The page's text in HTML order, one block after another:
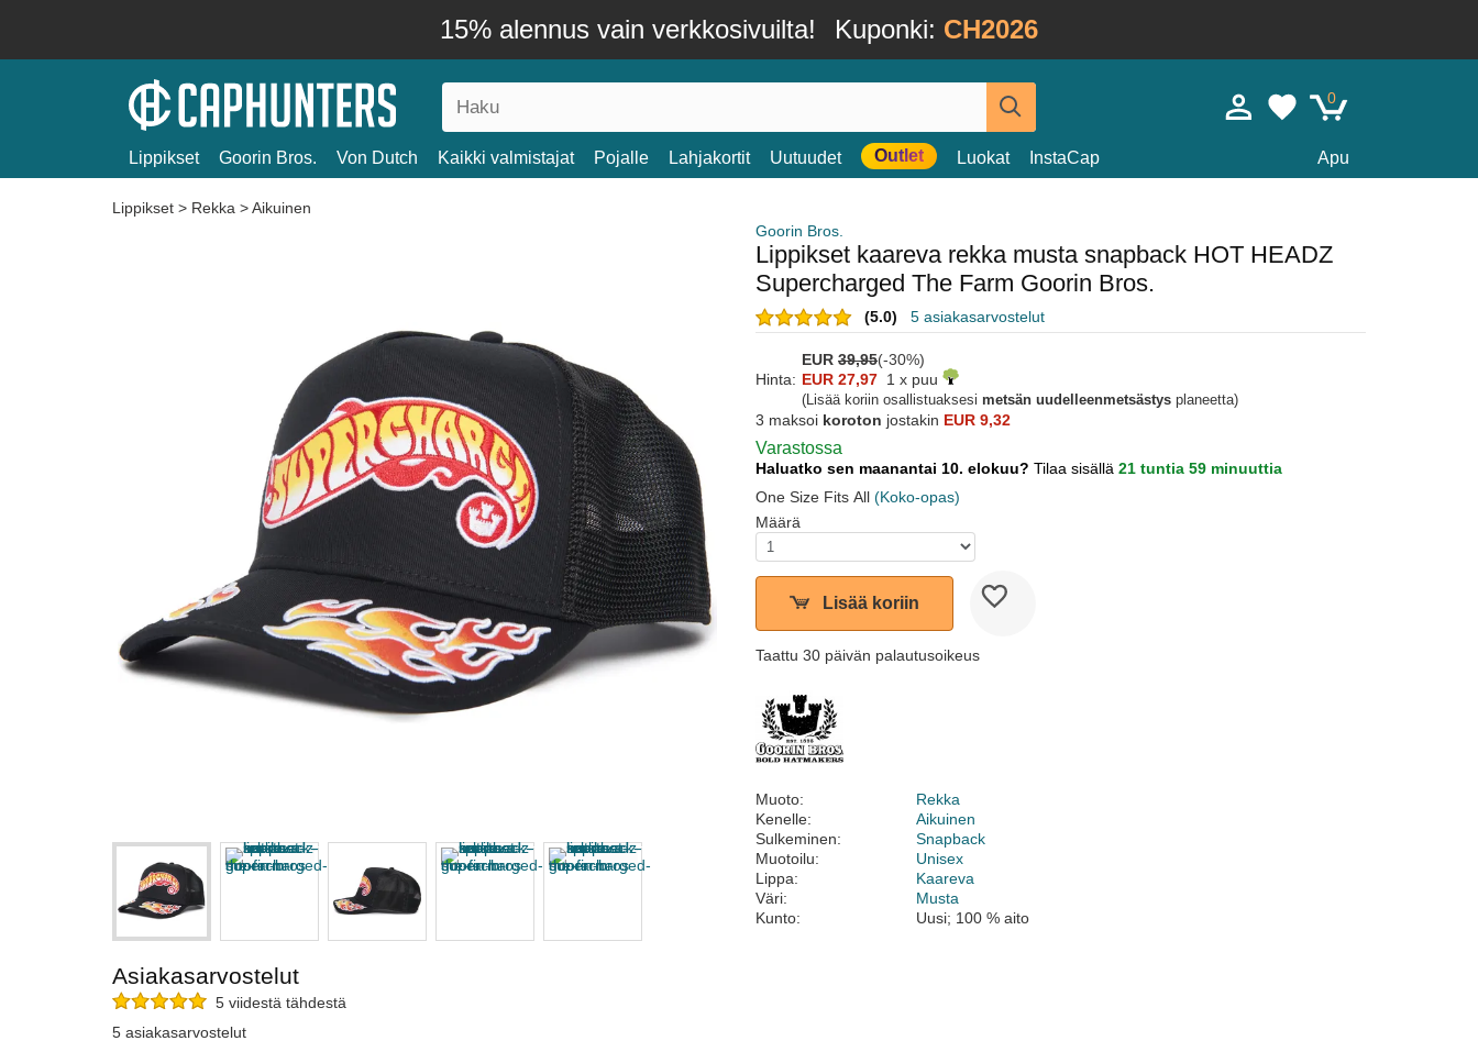
15% alennus vain verkkosivuilta! Kuponki: CH2026
0
Lippikset Goorin Bros. Von Dutch Kaikki valmistajat Pojalle Lahjakortit Uutuudet Outlet Luokat InstaCap Apu
Lippikset > Rekka >Aikuinen
Goorin Bros.
Lippikset kaareva rekka musta snapback HOT HEADZ
Supercharged The Farm Goorin Bros.
(5.0) 5 asiakasarvostelut
EUR 39,95(-30%)
Hinta: EUR 27,97 1 x puu
(Lisää koriin osallistuaksesi metsän uudelleenmetsästys planeetta)
3 maksoi koroton jostakin EUR 9,32
Varastossa
Haluatko sen maanantai 10. elokuu? Tilaa sisällä 21 tuntia 59 minuuttia
One Size Fits All (Koko-opas)
Määrä
Lisää koriin
Taattu 30 päivän palautusoikeus
Muoto:
Rekka
Kenelle:
Aikuinen
Sulkeminen:
Snapback
Muotoilu:
Unisex
Lippa:
Kaareva
Väri:
Musta
Kunto:
Uusi; 100 % aito
Asiakasarvostelut
5 viidestä tähdestä
5 asiakasarvostelut